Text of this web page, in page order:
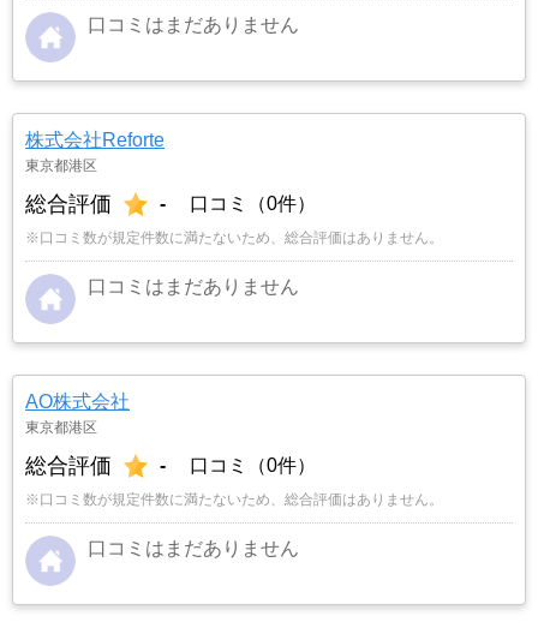
口コミはまだありません
株式会社Reforte
東京都港区
総合評価 - 口コミ（0件）
※口コミ数が規定件数に満たないため、総合評価はありません。
口コミはまだありません
AO株式会社
東京都港区
総合評価 - 口コミ（0件）
※口コミ数が規定件数に満たないため、総合評価はありません。
口コミはまだありません